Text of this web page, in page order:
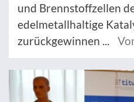
und Brennstoffzellen
edelmetallhaltige
zurückgewinnen ...